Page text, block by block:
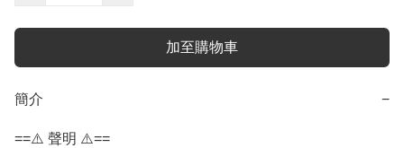
加至購物車
簡介 −
==⚠️ 聲明 ⚠️==